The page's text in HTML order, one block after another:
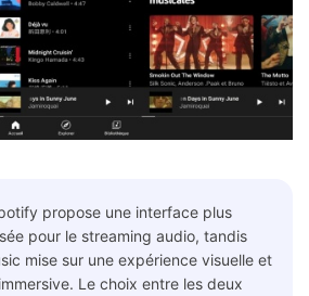
propose une interface plus
pour le streaming audio, tandis
mise sur une expérience visuelle et
Le choix entre les deux